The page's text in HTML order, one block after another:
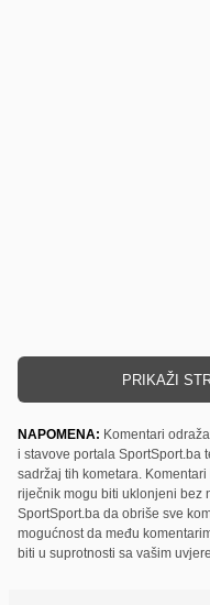
PRIKAŽI
NAPOMENA: Komentari
i stavove portala SportSport.ba
sadržaj tih kometara.
riječnik mogu biti uklonjeni bez
SportSport.ba da obriše sve
mogućnost da među
biti u suprotnosti sa vašim